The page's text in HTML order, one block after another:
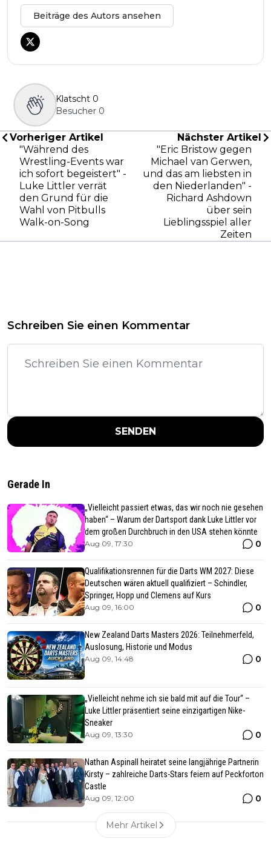
Beiträge des Autors ansehen
Klatscht 0
Besucher 0
Vorheriger Artikel
"Während des
Wrestling-Events war
ich sofort begeistert" -
Luke Littler verrät
den Grund für die
Wahl von Pitbulls
Walk-on-Song
Nächster Artikel
"Eric Bristow gegen
Michael van Gerwen,
und das am liebsten in
den Niederlanden" -
Richard Ashdown
über sein
Lieblingsspiel aller
Zeiten
Schreiben Sie einen Kommentar
SENDEN
Gerade In
„Vielleicht passiert etwas, das wir noch nie gesehen
haben“ – Warum der Dartsport dank Luke Littler vor
dem großen Durchbruch in den USA stehen könnte
Aug 09, 17:30 0
Qualifikationsrennen für die Darts WM 2027: Diese
Deutschen wären aktuell qualifiziert – Schindler,
Springer, Hopp und Clemens auf Kurs
Aug 09, 16:00 0
New Zealand Darts Masters 2026: Teilnehmerfeld,
Auslosung, Historie und Modus
Aug 09, 14:48 0
„Vielleicht nehme ich sie bald mit auf die Tour“ –
Luke Littler präsentiert seine einzigartigen Nike-
Sneaker
Aug 09, 13:30 0
Nathan Aspinall heiratet seine langjährige Partnerin
Kirsty – zahlreiche Darts-Stars feiern auf Peckforton
Castle
Aug 09, 12:00 0
Mehr Artikel